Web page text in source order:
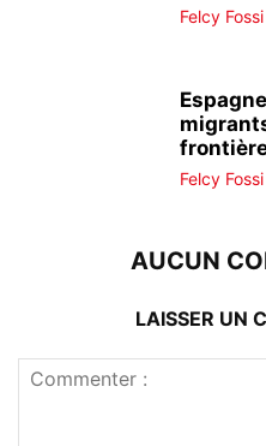
Felcy Fossi
Felcy Fossi
AUCUN
LAISSER UN